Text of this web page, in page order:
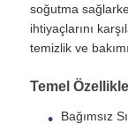
Su filtresi
Su Filtresi
soğutma
ihtiyaçlarını
temizlik ve
Temel
Bağımsız